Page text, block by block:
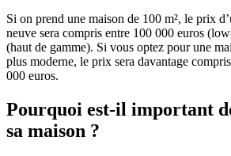
Si on prend une maison de 100 m², le prix
neuve sera compris entre 100 000 euros
(haut de gamme). Si vous optez pour une
plus moderne, le prix sera davantage
000 euros.
Pourquoi est-il important
sa maison ?